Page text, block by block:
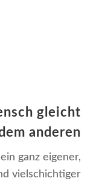
gleicht
anderen
ganz eigener,
vielschichtiger